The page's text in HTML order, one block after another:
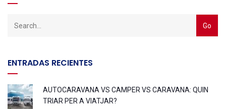
ENTRADAS RECIENTES
AUTOCARAVANA VS CAMPER VS CARAVANA: QUIN
TRIAR PER A VIATJAR?